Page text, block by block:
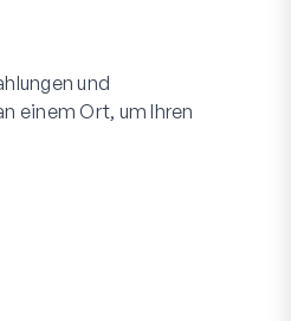
und
einem Ort, um Ihren